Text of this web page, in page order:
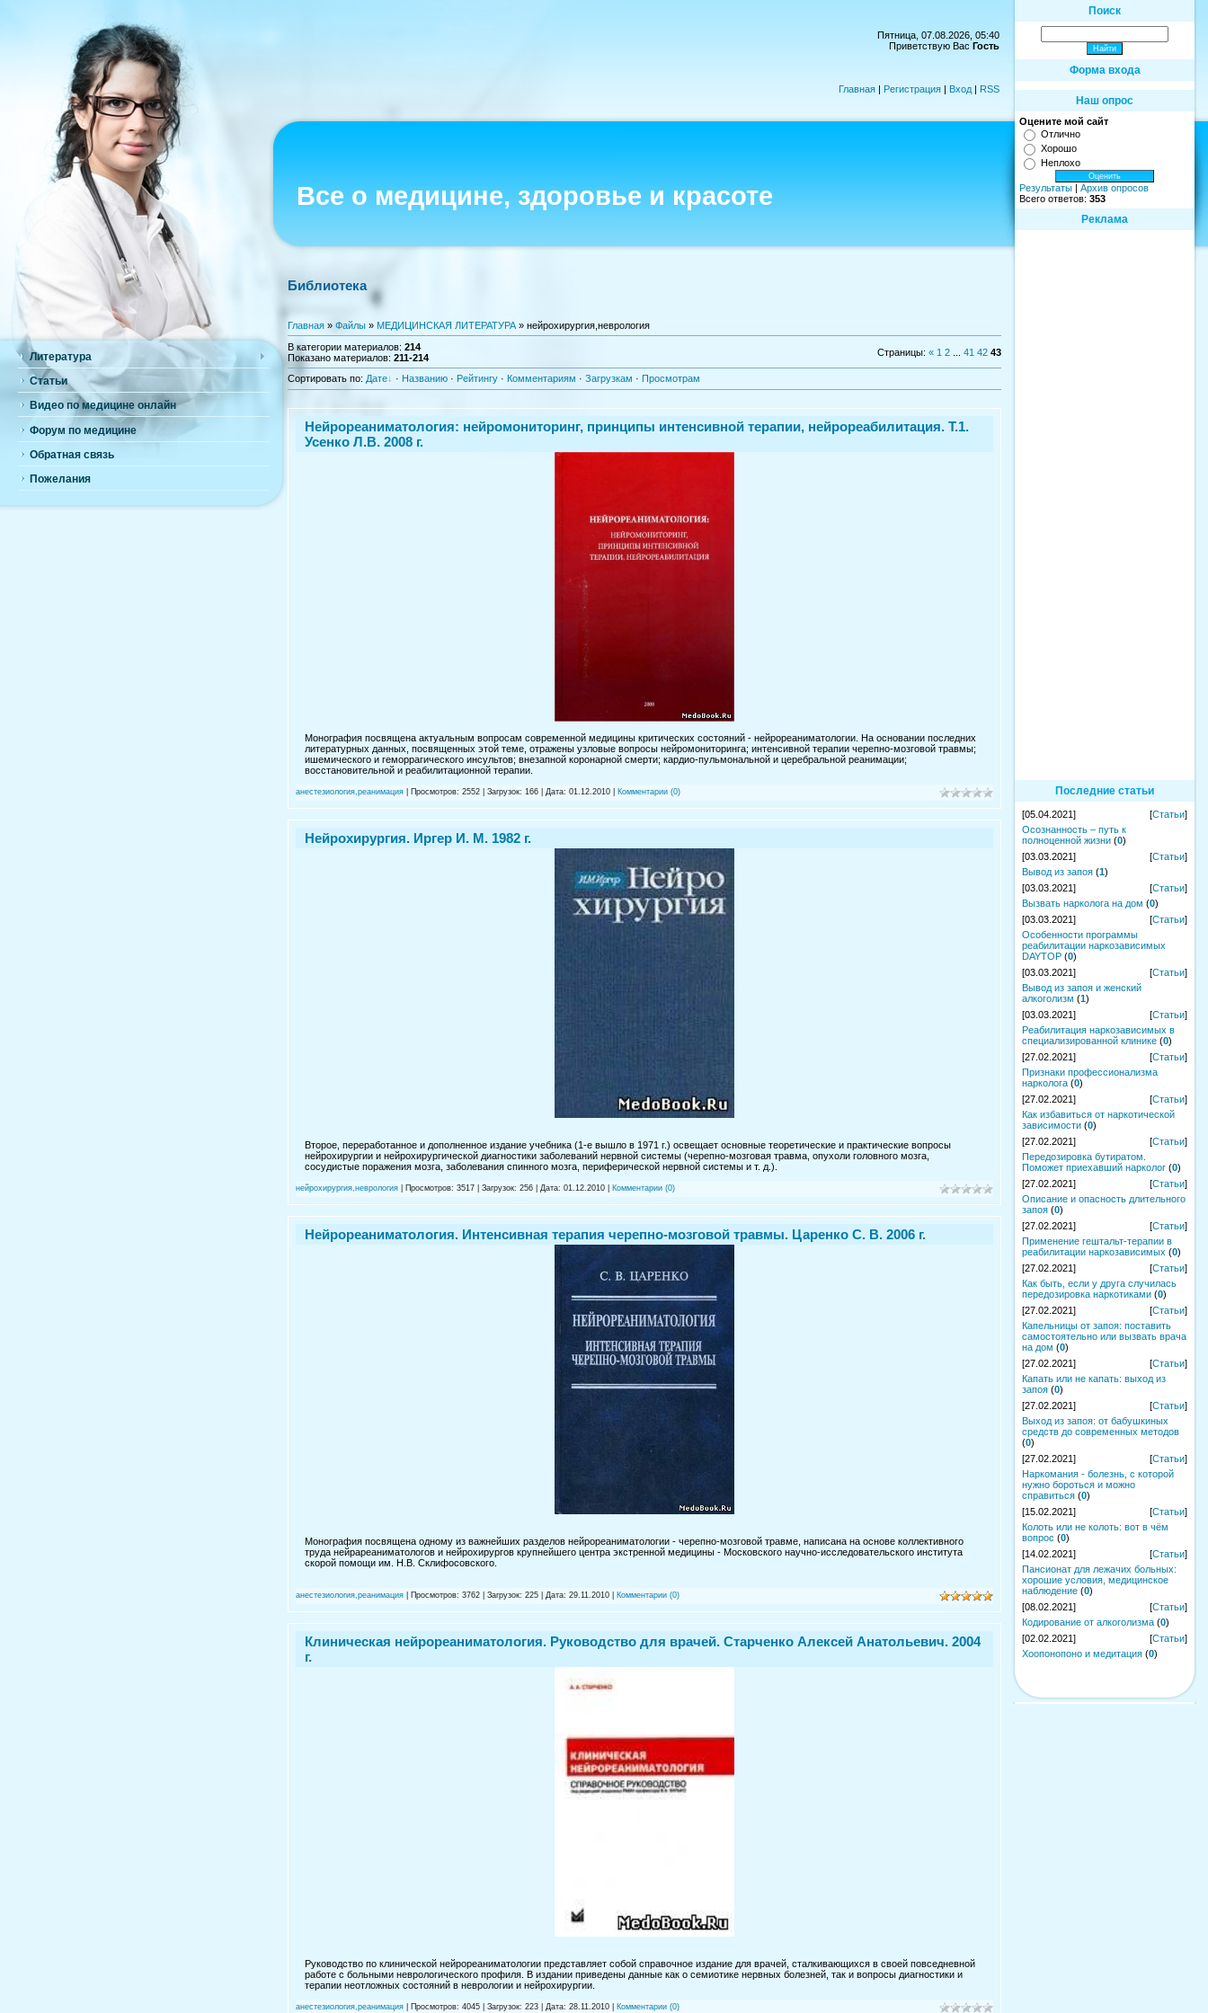
Литература
Статьи
Видео по медицине онлайн
Форум по медицине
Обратная связь
Пожелания
Пятница, 07.08.2026, 05:40
Приветствую Вас Гость
Главная | Регистрация | Вход | RSS
Все о медицине, здоровье и красоте
Библиотека
Главная » Файлы » МЕДИЦИНСКАЯ ЛИТЕРАТУРА » нейрохирургия,неврология
В категории материалов: 214
Показано материалов: 211-214 Страницы: « 1 2 41 42 43
Сортировать по: Дате · Названию · Рейтингу · Комментариям · Загрузкам · Просмотрам
Нейрореаниматология: нейромониторинг, принципы интенсивной терапии, нейрореабилитация. Т.1.
Усенко Л.В. 2008 г.
Монография посвящена актуальным вопросам современной медицины критических состояний - нейрореаниматологии. На основании последних
литературных данных, посвященных этой теме, отражены узловые вопросы нейромониторинга; интенсивной терапии черепно-мозговой травмы;
ишемического и геморрагического инсультов; внезапной коронарной смерти; кардио-пульмональной и церебральной реанимации;
восстановительной и реабилитационной терапии.
анестезиология,реанимация | Просмотров: 2552 | Загрузок: 166 | Дата: 01.12.2010 Комментарии (0)
Нейрохирургия. Иргер И. М. 1982 г.
Второе, переработанное и дополненное издание учебника (1-е вышло в 1971 г.) освещает основные теоретические и практические вопросы
нейрохирургии и нейрохирургической диагностики заболеваний нервной системы (черепно-мозговая травма, опухоли головного мозга,
сосудистые поражения мозга, заболевания спинного мозга, периферической нервной системы и т. д.).
нейрохирургия,неврология | Просмотров: 3517 | Загрузок: 256 | Дата: 01.12.2010 Комментарии (0)
Нейрореаниматология. Интенсивная терапия черепно-мозговой травмы. Царенко С. В. 2006 г.
Монография посвящена одному из важнейших разделов нейрореаниматологии - черепно-мозговой травме, написана на основе коллективного
труда нейрареаниматологов и нейрохирургов крупнейшего центра экстренной медицины - Московского научно-исследовательского института
скорой помощи им. Н.В. Склифосовского.
анестезиология,реанимация | Просмотров: 3762 | Загрузок: 225 | Дата: 29.11.2010 Комментарии (0)
Клиническая нейрореаниматология. Руководство для врачей. Старченко Алексей Анатольевич. 2004
г.
Руководство по клинической нейрореаниматологии представляет собой справочное издание для врачей, сталкивающихся в своей повседневной
работе с больными неврологическоrо профиля. В издании приведены данные как о семиотике нервных болезней, так и вопросы диагностики и
терапии неотложных состояний в неврологии и нейрохирургии.
анестезиология,реанимация | Просмотров: 4045 | Загрузок: 223 | Дата: 28.11.2010 Комментарии (0)
Поиск
Форма входа
Наш опрос
Оцените мой сайт
Отлично
Хорошо
Неплохо
Результаты | Архив опросов
Всего ответов: 353
Реклама
Последние статьи
[05.04.2021] [Статьи]
Осознанность – путь к
полноценной жизни (0)
[03.03.2021]
[Статьи]
Вывод из запоя (1)
[03.03.2021]
[Статьи]
Вызвать нарколога на дом (0)
[03.03.2021]
[Статьи]
Особенности программы
реабилитации наркозависимых
DAYTOP (0)
[03.03.2021]
[Статьи]
Вывод из запоя и женский
алкоголизм (1)
[03.03.2021]
[Статьи]
Реабилитация наркозависимых в
специализированной клинике (0)
[27.02.2021]
[Статьи]
Признаки профессионализма
нарколога (0)
[27.02.2021]
[Статьи]
Как избавиться от наркотической
зависимости (0)
[27.02.2021]
[Статьи]
Передозировка бутиратом.
Поможет приехавший нарколог (0)
[27.02.2021]
[Статьи]
Описание и опасность длительного
запоя (0)
[27.02.2021]
[Статьи]
Применение гештальт-терапии в
реабилитации наркозависимых (0)
[27.02.2021]
[Статьи]
Как быть, если у друга случилась
передозировка наркотиками (0)
[27.02.2021]
[Статьи]
Капельницы от запоя: поставить
самостоятельно или вызвать врача
на дом (0)
[27.02.2021]
[Статьи]
Капать или не капать: выход из
запоя (0)
[27.02.2021]
[Статьи]
Выход из запоя: от бабушкиных
средств до современных методов
(0)
[27.02.2021]
[Статьи]
Наркомания - болезнь, с которой
нужно бороться и можно
справиться (0)
[15.02.2021]
[Статьи]
Колоть или не колоть: вот в чём
вопрос (0)
[14.02.2021]
[Статьи]
Пансионат для лежачих больных:
хорошие условия, медицинское
наблюдение (0)
[08.02.2021]
[Статьи]
Кодирование от алкоголизма (0)
[02.02.2021]
[Статьи]
Хоопонопоно и медитация (0)